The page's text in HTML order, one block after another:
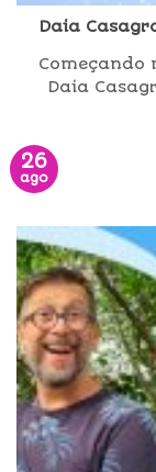
Daia
Começando
Daia
26
ago